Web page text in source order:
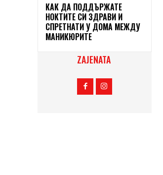
КАК ДА ПОДДЪРЖАТЕ
НОКТИТЕ СИ ЗДРАВИ И
СПРЕТНАТИ У ДОМА МЕЖДУ
МАНИКЮРИТЕ
ZAJENATA